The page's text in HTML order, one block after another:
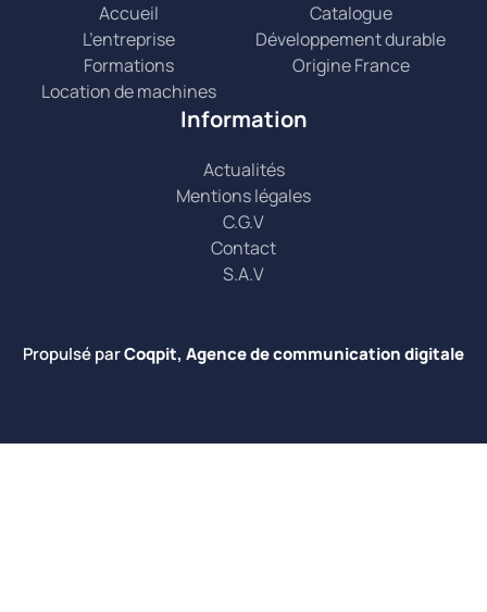
Accueil
L’entreprise
Formations
Location de machines
Catalogue
Développement durable
Origine France
Information
Actualités
Mentions légales
C.G.V
Contact
S.A.V
Propulsé parCoqpit, Agence de communication digitale